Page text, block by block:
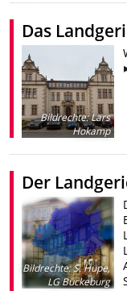
Das
Bildrechte:Lars
Hokamp
Der
Bildrechte:S. Hupe,
LG Bückeburg